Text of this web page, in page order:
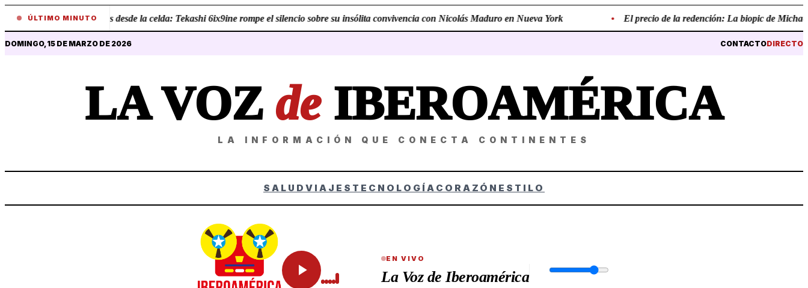
ÚLTIMO MINUTO
• Revelaciones desde la celda: Tekashi 6ix9ine rompe el silencio sobre su insólita convivencia con Nicolás Maduro en Nueva York El precio de la redención: La biopic de Michael
DOMINGO, 15 DE MARZO DE 2026 CONTACTODIRECTO
LA VOZ deIBEROAMÉRICA
LA INFORMACIÓN QUE CONECTA CONTINENTES
SALUD VIAJES TECNOLOGÍA CORAZÓN ESTILO
EN VIVO
La Voz de Iberoamérica